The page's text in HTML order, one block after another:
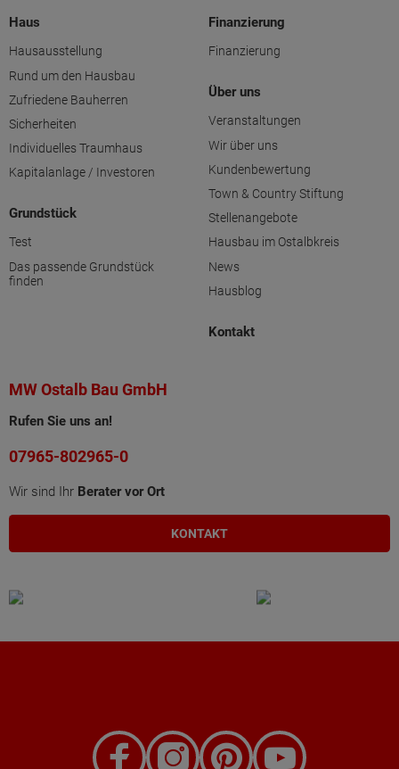
Haus
Hausausstellung
Rund um den Hausbau
Zufriedene Bauherren
Sicherheiten
Individuelles Traumhaus
Kapitalanlage / Investoren
Grundstück
Test
Das passende Grundstück
finden
Finanzierung
Finanzierung
Über uns
Veranstaltungen
Wir über uns
Kundenbewertung
Town & Country Stiftung
Stellenangebote
Hausbau im Ostalbkreis
News
Hausblog
Kontakt
MW Ostalb Bau GmbH
Rufen Sie uns an!
07965-802965-0
Wir sind Ihr Berater vor Ort
KONTAKT